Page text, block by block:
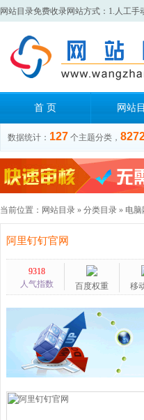
网站目录免费收录网站方式：1.人工手
首 页 网站
数据统计： 127 个主题分类，
当前位置： 网站目录 » 分类目录 » 电脑
阿里钉钉官网
9318
人气指数
百度权重 移